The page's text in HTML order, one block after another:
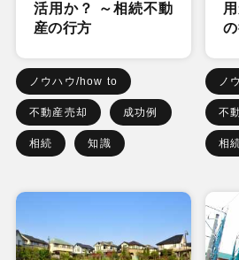
活用か？ ～相続不動
産の行方
ノウハウ/how to
不動産売却 成功例
相続 知識
ノ
不
相